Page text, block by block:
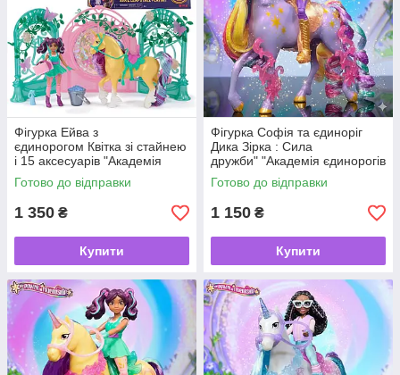
Фігурка Ейва з
єдинорогом Квітка зі стайнею
і 15 аксесуарів "Академія
єдинорогів" Unicorn
Academy Ava & Leaf
Готово до відправки
1 350 ₴
Купити
Фігурка Софія та єдиноріг
Дика Зірка : Сила
дружби" "Академія єдинорогів
" Unicorn Academy
Готово до відправки
1 150 ₴
Купити